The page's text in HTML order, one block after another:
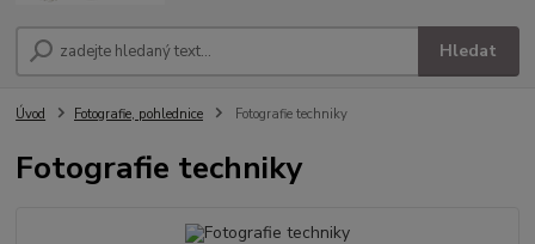
Hledat
Úvod Fotografie, pohlednice Fotografie techniky
Fotografie techniky